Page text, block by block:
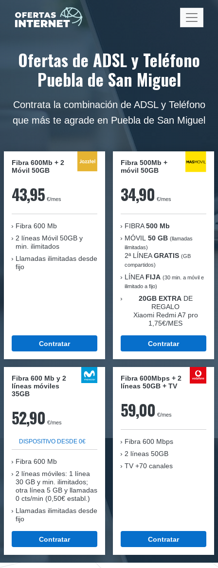
Ofertas de ADSL y Teléfono
Puebla de San Miguel
Contrata la combinación de ADSL y Teléfono
que más te agrade en Puebla de San Miguel
Fibra 600Mb + 2
Móvil 50GB
43,95 €/mes
Fibra 600 Mb
2 líneas Móvil 50GB y
min. ilimitados
Llamadas ilimitadas desde
fijo
Contratar
Fibra 500Mb +
móvil 50GB
34,90 €/mes
FIBRA 500 Mb
MÓVIL 50 GB (llamadas
ilimitadas)
2ª LÍNEAGRATIS (GB
compartidos)
LÍNEA FIJA (30 min. a móvil e
ilimitado a fijo)
20GB EXTRADE
REGALO
Xiaomi Redmi A7 pro
1,75€/MES
Contratar
Fibra 600 Mb y 2
líneas móviles
35GB
52,90 €/mes
DISPOSITIVO DESDE 0€
Fibra 600 Mb
2 líneas móviles: 1 línea
30 GB y min. ilimitados;
otra línea 5 GB y llamadas
0 cts/min (0,50€ establ.)
Llamadas ilimitadas desde
fijo
Contratar
Fibra 600Mbps + 2
líneas 50GB + TV
59,00 €/mes
Fibra 600 Mbps
2 líneas 50GB
TV +70 canales
Contratar